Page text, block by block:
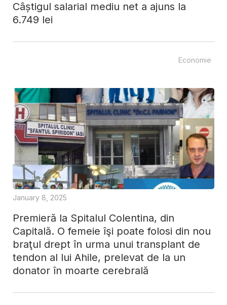
Câștigul salarial mediu net a ajuns la
6.749 lei
Economie
Premieră la Spitalul Colentina, din
Capitală. O femeie îşi poate folosi din nou
braţul drept în urma unui transplant de
tendon al lui Ahile, prelevat de la un
donator în moarte cerebrală
January 8, 2025